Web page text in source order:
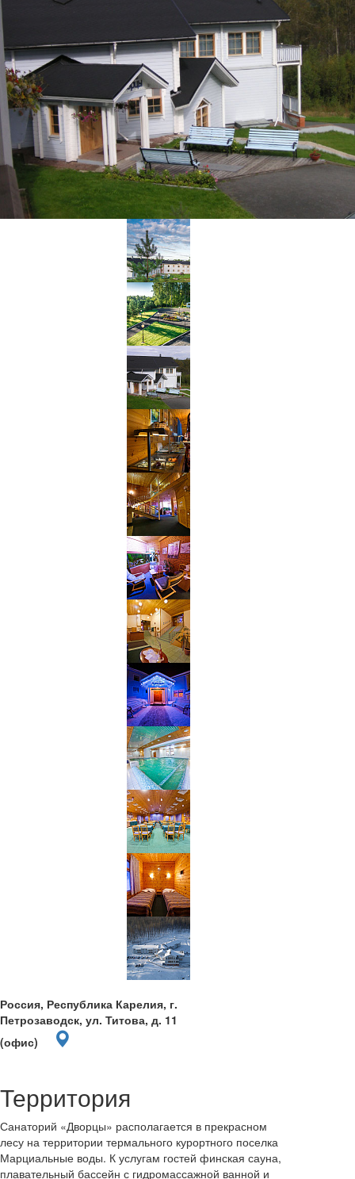
Россия, Республика Карелия, г.
Петрозаводск, ул. Титова, д. 11
(офис)
Территория
Санаторий «Дворцы» располагается в прекрасном
лесу на территории термального курортного поселка
Марциальные воды. К услугам гостей финская сауна,
плавательный бассейн с гидромассажной ванной и